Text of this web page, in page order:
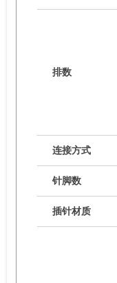
排数
连接方式
针脚数
插针材质